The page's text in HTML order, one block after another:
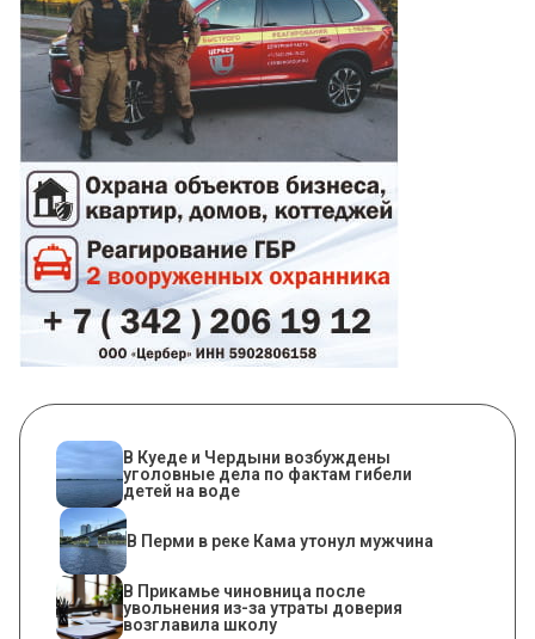
В Куеде и Чердыни возбуждены
уголовные дела по фактам гибели
детей на воде
В Перми в реке Кама утонул мужчина
В Прикамье чиновница после
увольнения из-за утраты доверия
возглавила школу